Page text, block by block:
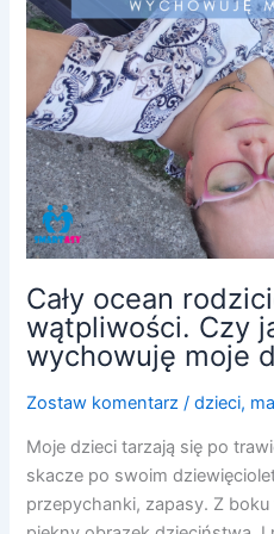
Cały ocean
wątpliwości. Czy
wychowuję moje
Zostaw komentarz /dzieci,
Moje dzieci tarzają się po
skacze po swoim
przepychanki, zapasy. Z boku
ja
dobrze
wychowuję
moje
dzieci?